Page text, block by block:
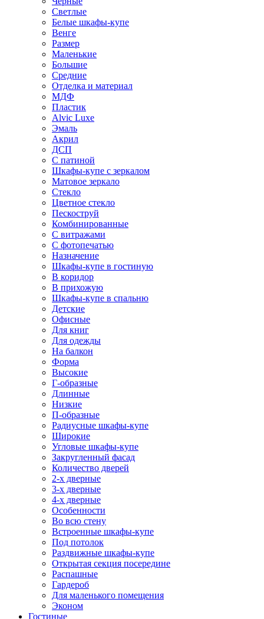
Светлые
Белые шкафы-купе
Венге
Размер
Маленькие
Большие
Средние
Отделка и материал
МДФ
Пластик
Alvic Luxe
Эмаль
Акрил
ДСП
С патиной
Шкафы-купе с зеркалом
Матовое зеркало
Стекло
Цветное стекло
Пескоструй
Комбинированные
С витражами
С фотопечатью
Назначение
Шкафы-купе в гостиную
В коридор
В прихожую
Шкафы-купе в спальню
Детские
Офисные
Для книг
Для одежды
На балкон
Форма
Высокие
Г-образные
Длинные
Низкие
П-образные
Радиусные шкафы-купе
Широкие
Угловые шкафы-купе
Закругленный фасад
Количество дверей
2-х дверные
3-х дверные
4-х дверные
Особенности
Во всю стену
Встроенные шкафы-купе
Под потолок
Раздвижные шкафы-купе
Открытая секция посередине
Распашные
Гардероб
Для маленького помещения
Эконом
Гостиные